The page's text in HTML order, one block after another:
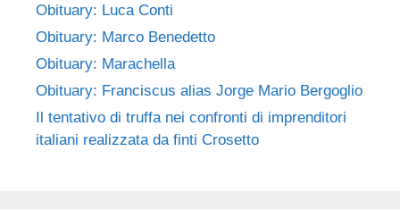
Obituary: Luca Conti
Obituary: Marco Benedetto
Obituary: Marachella
Obituary: Franciscus alias Jorge Mario Bergoglio
Il tentativo di truffa nei confronti di imprenditori
italiani realizzata da finti Crosetto